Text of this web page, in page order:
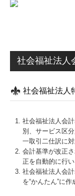
社会福祉法人
社会福祉法人
社会福祉法人会
別、サービス区
一取引二仕訳に対
会計基準が改正
正を自動的に行い
社会福祉法人会
を“かんたん”に作